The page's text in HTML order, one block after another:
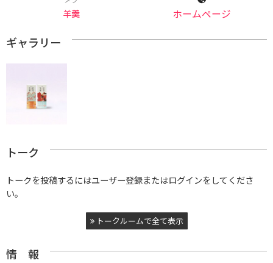
羊羹 ホームページ
ギャラリー
トーク
トークを投稿するにはユーザー登録またはログインをしてくださ
い。
トークルームで全て表示
情 報